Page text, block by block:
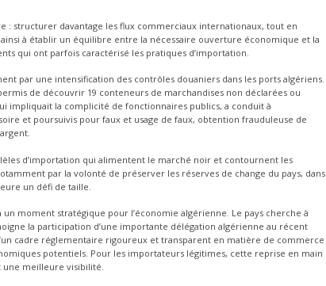
structurer davantage les flux commerciaux internationaux, tout en
à établir un équilibre entre la nécessaire ouverture économique et la
qui ont parfois caractérisé les pratiques d’importation.
par une intensification des contrôles douaniers dans les ports algériens.
de découvrir 19 conteneurs de marchandises non déclarées ou
impliquait la complicité de fonctionnaires publics, a conduit à
et poursuivis pour faux et usage de faux, obtention frauduleuse de
d’importation qui alimentent le marché noir et contournent les
par la volonté de préserver les réserves de change du pays, dans
un défi de taille.
moment stratégique pour l’économie algérienne. Le pays cherche à
la participation d’une importante délégation algérienne au récent
cadre réglementaire rigoureux et transparent en matière de commerce
potentiels. Pour les importateurs légitimes, cette reprise en main
une meilleure visibilité.